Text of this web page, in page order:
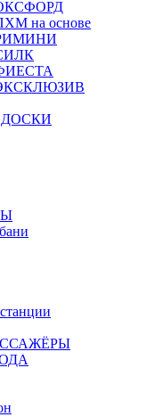
на основе